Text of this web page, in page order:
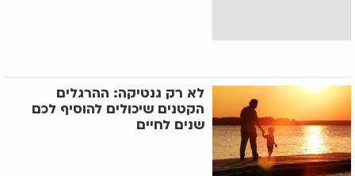
לא רק גנטיקה: ההרגלים
הקטנים שיכולים להוסיף לכם
שנים לחיים